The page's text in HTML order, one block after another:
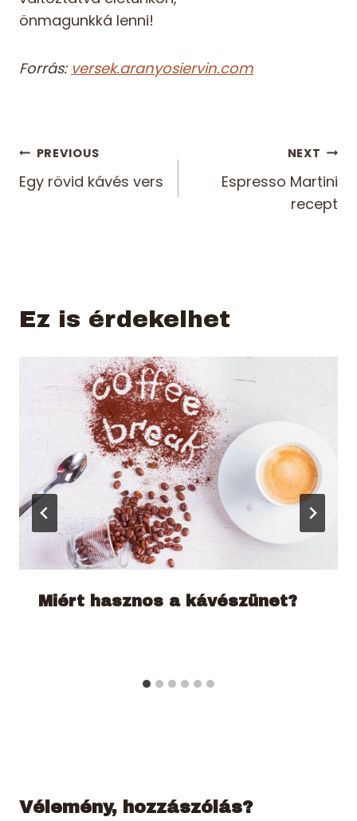
önmagunkká lenni!
Forrás: versek.aranyosiervin.com
Bejegyzés
navigáció
PREVIOUS
Egy rövid kávés vers
NEXT
Espresso Martini
recept
Ez is érdekelhet
Miért hasznos a kávészünet?
Vélemény, hozzászólás?